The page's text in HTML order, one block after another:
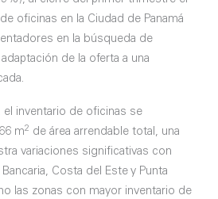
oficinas en la Ciudad de Panamá
en la búsqueda de
de la oferta a una
el inventario de oficinas se
m2 de área arrendable total, una
variaciones significativas con
Costa del Este y Punta
las zonas con mayor inventario de